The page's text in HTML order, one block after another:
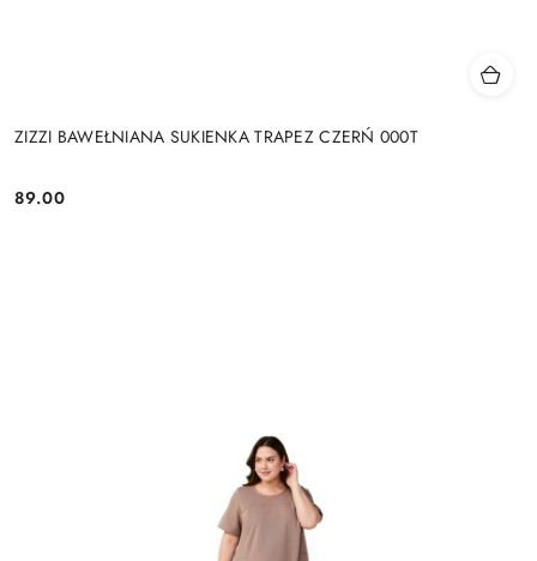
ZIZZI BAWEŁNIANA SUKIENKA TRAPEZ CZERŃ 000T
Cena:
89.00